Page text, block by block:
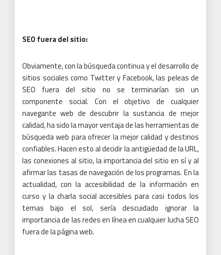
SEO fuera del sitio:
Obviamente, con la búsqueda continua y el desarrollo de
sitios sociales como Twitter y Facebook, las peleas de
SEO fuera del sitio no se terminarían sin un
componente social. Con el objetivo de cualquier
navegante web de descubrir la sustancia de mejor
calidad, ha sido la mayor ventaja de las herramientas de
búsqueda web para ofrecer la mejor calidad y destinos
confiables.Hacen esto al decidir la antigüedad de la URL,
las conexiones al sitio, la importancia del sitio en sí y al
afirmar las tasas de navegación de los programas. En la
actualidad, con la accesibilidad de la información en
curso y la charla social accesibles para casi todos los
temas bajo el sol, sería descuidado ignorar la
importancia de las redes en línea en cualquier lucha SEO
fuera de la página web.